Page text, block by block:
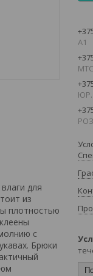
для
из
плотностью
с
Брюки
А1
MTC